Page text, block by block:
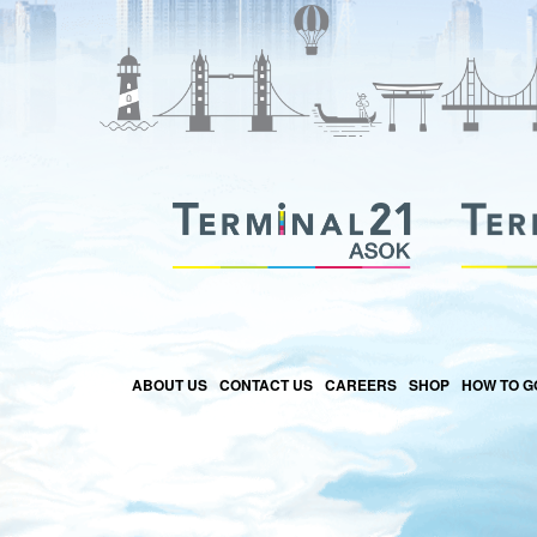
ABOUT US CONTACT US CAREERS SHOP HOW TO